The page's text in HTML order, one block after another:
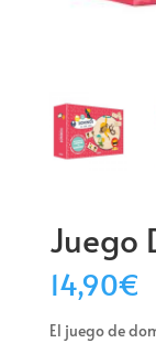
Juego
14,90€
El juego de